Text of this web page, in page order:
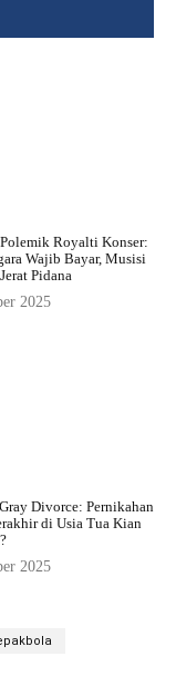
Royalti Konser:
Wajib Bayar, Musisi
Pidana
2025
Divorce: Pernikahan
di Usia Tua Kian
2025